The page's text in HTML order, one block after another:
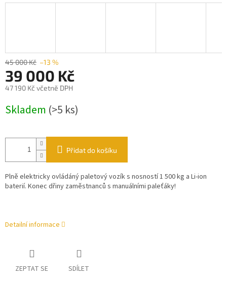
45 000 Kč –13 %
39 000 Kč
47 190 Kč včetně DPH
cena:
Skladem (>5 ks)
Přidat do košíku
Plně elektricky ovládáný paletový vozík s nosností 1 500 kg a Li-ion
baterií. Konec dřiny zaměstnanců s manuálními paleťáky!
Detailní informace
ZEPTAT SE SDÍLET